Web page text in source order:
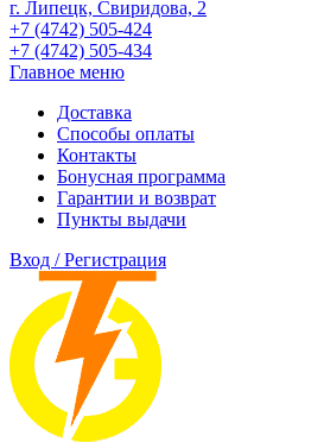
г. Липецк, Свиридова, 2
+7 (4742) 505-424
+7 (4742) 505-434
Главное меню
Доставка
Способы оплаты
Контакты
Бонусная программа
Гарантии и возврат
Пункты выдачи
Вход / Регистрация